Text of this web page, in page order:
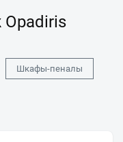
Шкафы-пеналы